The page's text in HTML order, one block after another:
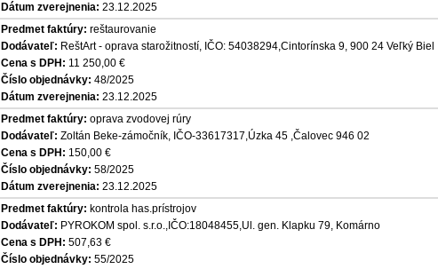
Dátum zverejnenia: 23.12.2025
Predmet faktúry: reštaurovanie
Dodávateľ: ReštArt - oprava starožitností, IČO: 54038294,Cintorínska 9, 900 24 Veľký Biel
Cena s DPH: 11 250,00 €
Číslo objednávky: 48/2025
Dátum zverejnenia: 23.12.2025
Predmet faktúry: oprava zvodovej rúry
Dodávateľ: Zoltán Beke-zámočník, IČO-33617317,Úzka 45 ,Čalovec 946 02
Cena s DPH: 150,00 €
Číslo objednávky: 58/2025
Dátum zverejnenia: 23.12.2025
Predmet faktúry: kontrola has.prístrojov
Dodávateľ: PYROKOM spol. s.r.o.,IČO:18048455,Ul. gen. Klapku 79, Komárno
Cena s DPH: 507,63 €
Číslo objednávky: 55/2025